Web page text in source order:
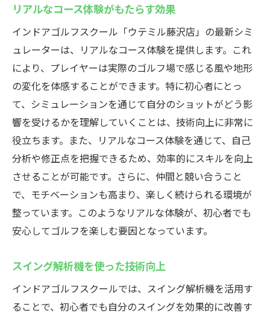
リアルなコース体験がもたらす効果
インドアゴルフスクール「ウテミル藤沢店」の最新シミ
ュレーターは、リアルなコース体験を提供します。これ
により、プレイヤーは実際のゴルフ場で感じる風や地形
の変化を体感することができます。特に初心者にとっ
て、シミュレーションを通じて自分のショットがどう影
響を受けるかを理解していくことは、技術向上に非常に
役立ちます。また、リアルなコース体験を通じて、自己
分析や修正点を把握できるため、効率的にスキルを向上
させることが可能です。さらに、仲間と競い合うこと
で、モチベーションも高まり、楽しく続けられる環境が
整っています。このようなリアルな体験が、初心者でも
安心してゴルフを楽しむ要因となっています。
スイング解析機を使った技術向上
インドアゴルフスクールでは、スイング解析機を活用す
ることで、初心者でも自分のスイングを効果的に改善す